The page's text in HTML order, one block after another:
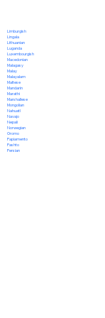
Limburgish
Lingala
Lithuanian
Luganda
Luxembourgish
Macedonian
Malagasy
Malay
Malayalam
Maltese
Mandarin
Marathi
Marshallese
Mongolian
Nahuatl
Navajo
Nepali
Norwegian
Oromo
Papiamento
Pashto
Persian